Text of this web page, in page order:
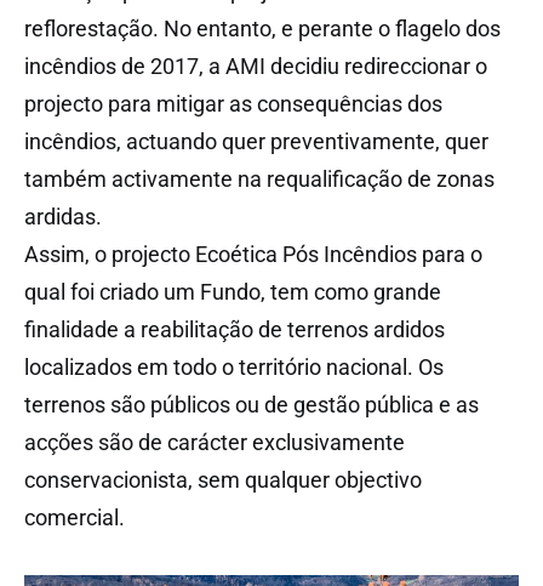
reflorestação. No entanto, e perante o flagelo dos
incêndios de 2017, a AMI decidiu redireccionar o
projecto para mitigar as consequências dos
incêndios, actuando quer preventivamente, quer
também activamente na requalificação de zonas
ardidas.
Assim, o projecto Ecoética Pós Incêndios para o
qual foi criado um Fundo, tem como grande
finalidade a reabilitação de terrenos ardidos
localizados em todo o território nacional. Os
terrenos são públicos ou de gestão pública e as
acções são de carácter exclusivamente
conservacionista, sem qualquer objectivo
comercial.